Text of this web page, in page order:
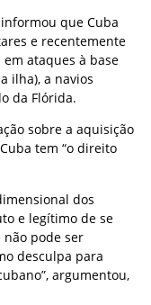
que Cuba
e recentemente
ataques à base
ilha), a navios
da Flórida.
sobre a aquisição
tem “o direito
dos
e legítimo de se
pode ser
desculpa para
argumentou,